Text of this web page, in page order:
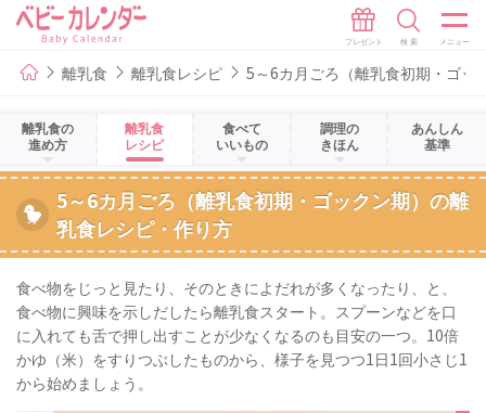
離乳食 離乳食レシピ 5～6カ月ごろ（離乳食初期・ゴッ
離乳食の
進め方
離乳食
レシピ
食べて
いいもの
調理の
きほん
あんしん
基準
5～6カ月ごろ（離乳食初期・ゴックン期）の離
乳食レシピ・作り方
食べ物をじっと見たり、そのときによだれが多くなったり、と、
食べ物に興味を示しだしたら離乳食スタート。スプーンなどを口
に入れても舌で押し出すことが少なくなるのも目安の一つ。10倍
かゆ（米）をすりつぶしたものから、様子を見つつ1日1回小さじ1
から始めましょう。